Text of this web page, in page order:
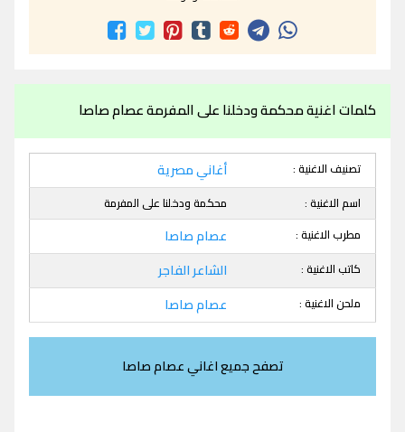
كلمات اغنية محكمة ودخلنا على المفرمة عصام صاصا
تصنيف الاغنية : أغاني مصرية
اسم الاغنية :
محكمة ودخلنا على المفرمة
مطرب الاغنية :
عصام صاصا
كاتب الاغنية : الشاعر الفاجر
ملحن الاغنية : عصام صاصا
تصفح جميع اغاني عصام صاصا